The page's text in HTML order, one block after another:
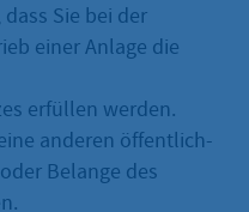
Sie bei der
einer Anlage die
erfüllen werden.
anderen öffentlich-
Belange des